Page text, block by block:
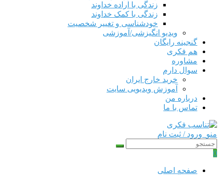
زندگی با اراده خداوند
زندگی با کمک خداوند
خودشناسی و تغییر شخصیت
ویدیو انگیزشی/آموزشی
گنجینه رایگان
هم‌ فکری
مشاوره
سوال دارم
خرید خارج ایران
آموزش ویدیویی سایت
درباره من
تماس با ما
منو ورود / ثبت نام
0
صفحه اصلی